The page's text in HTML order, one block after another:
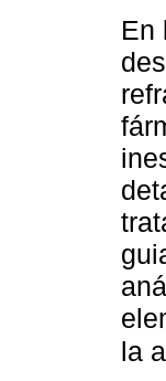
En
la